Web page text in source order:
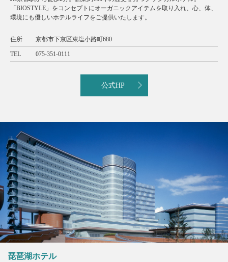
「BIOSTYLE」をコンセプトにオーガニックアイテムを取り入れ、心、体、
環境にも優しいホテルライフをご提供いたします。
住所 京都市下京区東塩小路町680
TEL 075-351-0111
公式HP
琵琶湖ホテル